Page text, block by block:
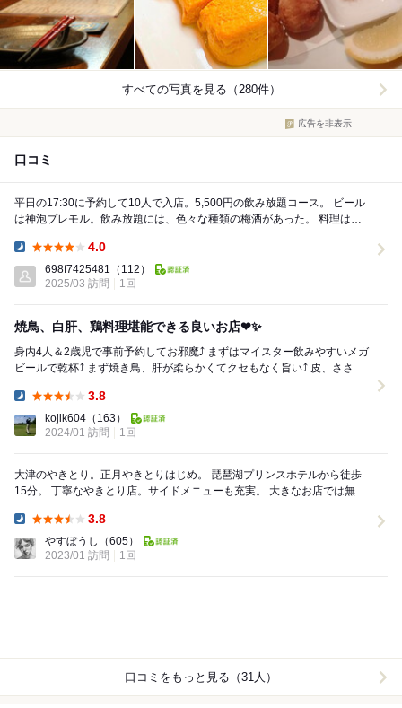
すべての写真を見る（280件）
広告を非表示
口コミ
平日の17:30に予約して10人で入店。5,500円の飲み放題コース。 ビール
は神泡プレモル。飲み放題には、色々な種類の梅酒があった。 料理は、
4.0
698f7425481 （112）
2025/03 訪問
1回
焼鳥、白肝、鶏料理堪能できる良いお店❤✨
身内4人＆2歳児で事前予約してお邪魔⤴️ まずはマイスター飲みやすいメガ
ビールで乾杯⤴️ まず焼き鳥、肝が柔らかくてクセもなく旨い⤴️ 皮、ささみ
3.8
kojik604 （163）
2024/01 訪問
1回
大津のやきとり。正月やきとりはじめ。 琵琶湖プリンスホテルから徒歩
15分。 丁寧なやきとり店。サイドメニューも充実。 大きなお店では無い
3.8
やすぼうし
（605）
2023/01 訪問
1回
口コミをもっと見る（31人）